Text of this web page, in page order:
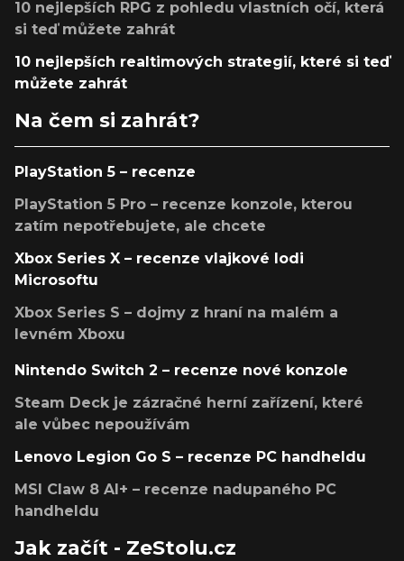
10 nejlepších RPG z pohledu vlastních očí, která
si teď můžete zahrát
10 nejlepších realtimových strategií, které si teď
můžete zahrát
Na čem si zahrát?
PlayStation 5 – recenze
PlayStation 5 Pro – recenze konzole, kterou
zatím nepotřebujete, ale chcete
Xbox Series X – recenze vlajkové lodi
Microsoftu
Xbox Series S – dojmy z hraní na malém a
levném Xboxu
Nintendo Switch 2 – recenze nové konzole
Steam Deck je zázračné herní zařízení, které
ale vůbec nepoužívám
Lenovo Legion Go S – recenze PC handheldu
MSI Claw 8 AI+ – recenze nadupaného PC
handheldu
Jak začít - ZeStolu.cz